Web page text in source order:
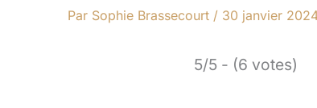
Par Sophie Brassecourt / 30 janvier
5/5 - (6 votes)